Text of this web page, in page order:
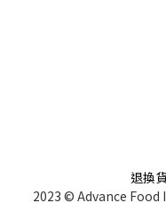
退換
2023 © Advance Food